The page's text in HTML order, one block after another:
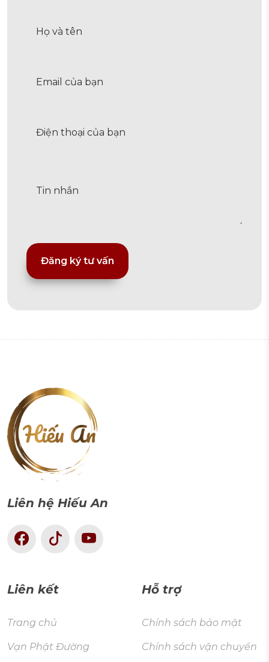
Liên hệ Hiếu An
Liên kết
Trang chủ
Vạn Phật Đường
Hỗ trợ
Chính sách bảo mật
Chính sách vận chuyển